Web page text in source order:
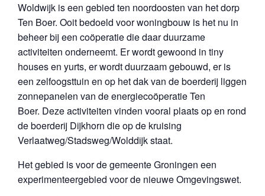
Woldwijk is een gebied ten noordoosten van het dorp
Ten Boer. Ooit bedoeld voor woningbouw is het nu in
beheer bij een coöperatie die daar duurzame
activiteiten onderneemt. Er wordt gewoond in tiny
houses en yurts, er wordt duurzaam gebouwd, er is
een zelfoogsttuin en op het dak van de boerderij liggen
zonnepanelen van de energiecoöperatie Ten
Boer. Deze activiteiten vinden vooral plaats op en rond
de boerderij Dijkhorn die op de kruising
Verlaatweg/Stadsweg/Wolddijk staat.
Het gebied is voor de gemeente Groningen een
experimenteergebied voor de nieuwe Omgevingswet.